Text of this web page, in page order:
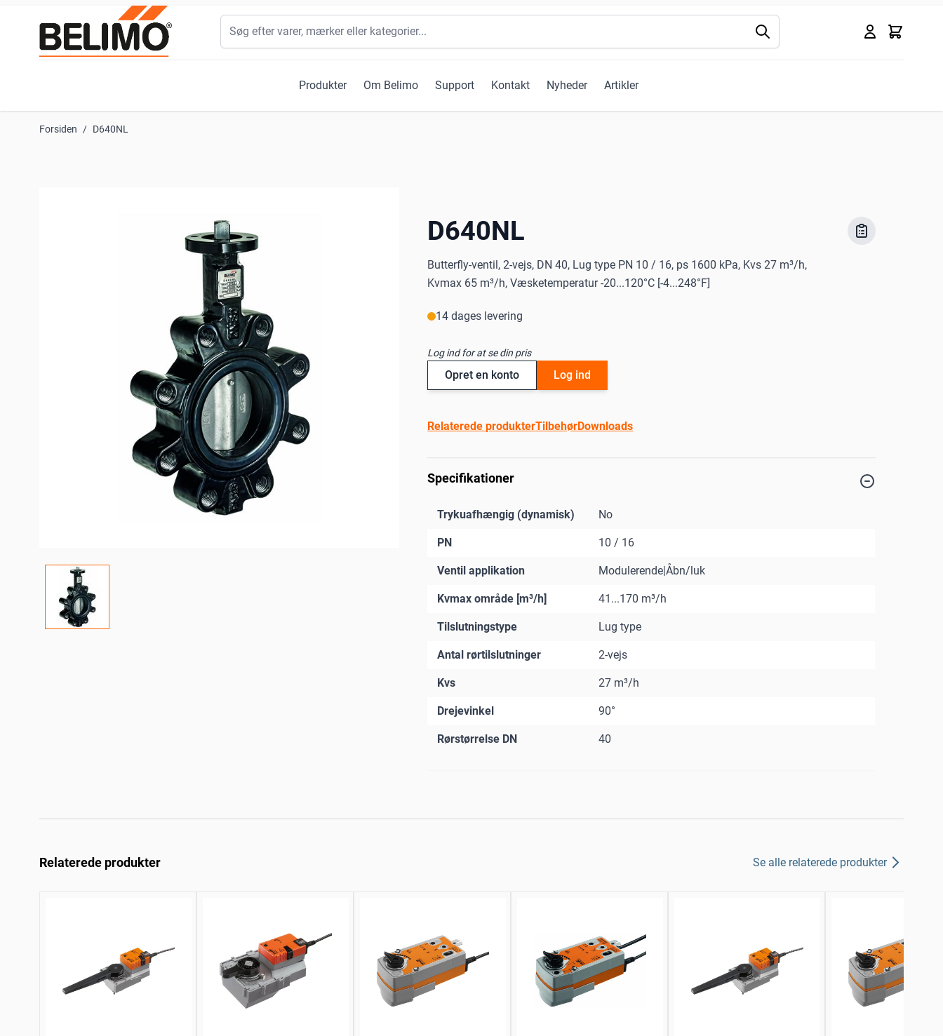
Produkter Om Belimo Support Kontakt Nyheder Artikler
Kurv
Søg
Forsiden / D640NL
D640NL
Butterfly-ventil, 2-vejs, DN 40, Lug type PN 10 / 16, ps 1600 kPa, Kvs 27 m³/h,
Kvmax 65 m³/h, Væsketemperatur -20...120°C [-4...248°F]
14 dages levering
Log ind for at se din pris
Opret en konto Log ind
Relaterede produkterTilbehørDownloads
Specifikationer
Trykuafhængig (dynamisk) No
PN 10 / 16
Ventil applikation Modulerende|Åbn/luk
Kvmax område [m³/h] 41...170 m³/h
Tilslutningstype Lug type
Antal rørtilslutninger 2-vejs
Kvs 27 m³/h
Drejevinkel 90°
Rørstørrelse DN 40
Relaterede produkter Se alle relaterede produkter